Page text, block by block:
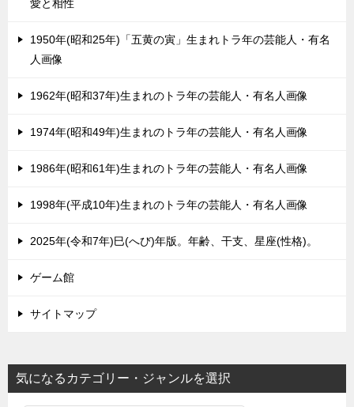
愛と相性
1950年(昭和25年)「五黄の寅」生まれトラ年の芸能人・有名
人画像
1962年(昭和37年)生まれのトラ年の芸能人・有名人画像
1974年(昭和49年)生まれのトラ年の芸能人・有名人画像
1986年(昭和61年)生まれのトラ年の芸能人・有名人画像
1998年(平成10年)生まれのトラ年の芸能人・有名人画像
2025年(令和7年)巳(へび)年版。年齢、干支、星座(性格)。
ゲーム館
サイトマップ
気になるカテゴリー・ジャンルを選択